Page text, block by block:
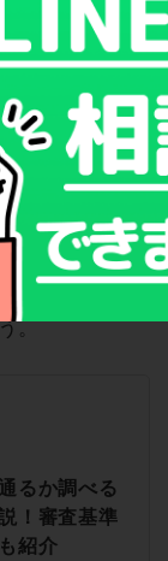
スピーディ
ぶのもおす
ンで手軽に
、さらに契
理のない契
早く知りた
めたい方
。
るか調べる
！審査基準
紹介